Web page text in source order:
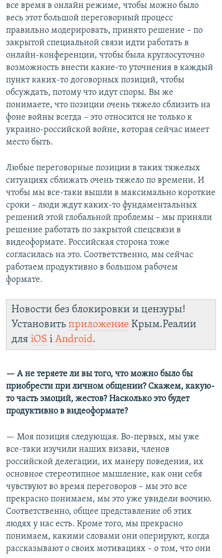
все время в онлайн режиме, чтобы можно было
весь этот большой переговорный процесс
правильно модерировать, принято решение – по
закрытой специальной связи идти работать в
онлайн-конференции, чтобы была круглосуточно
возможность внести какие-то уточнения в каждый
пункт каких-то договорных позиций, чтобы
обсуждать, потому что идут споры. Вы же
понимаете, что позиции очень тяжело сблизить на
фоне войны всегда – это относится не только к
украино-российской войне, которая сейчас имеет
место быть.
Любые переговорные позиции в таких тяжелых
ситуациях сближать очень тяжело по времени. И
чтобы мы все-таки вышли в максимально короткие
сроки – люди ждут каких-то фундаментальных
решений этой глобальной проблемы – мы приняли
решение работать по закрытой спецсвязи в
видеоформате. Российская сторона тоже
согласилась на это. Соответственно, мы сейчас
работаем продуктивно в большом рабочем
формате.
Новости без блокировки и цензуры!
Установить приложение Крым.Реалии
для iOS і Android.
— А не теряете ли вы того, что можно было бы
приобрести при личном общении? Скажем, какую-
то часть эмоций, жестов? Насколько это будет
продуктивно в видеоформате?
— Моя позиция следующая. Во-первых, мы уже
все-таки изучили наших визави, членов
российской делегации, их манеру поведения, их
основное стереотипное мышление, как они себя
чувствуют во время переговоров – мы это все
прекрасно понимаем, мы это уже увидели воочию.
Соответственно, общее представление об этих
людях у нас есть. Кроме того, мы прекрасно
понимаем, какими словами они оперируют, когда
рассказывают о своих мотивациях – о том, что они